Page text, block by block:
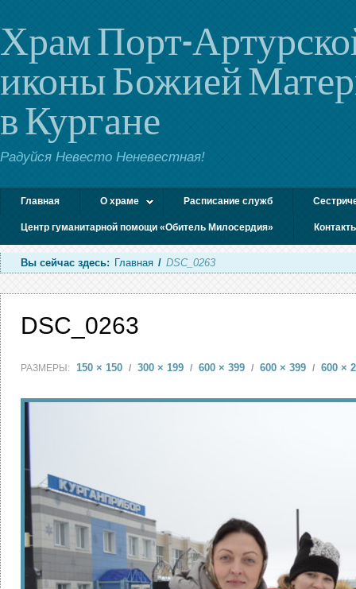
Храм Порт-
иконы Божией
в Кургане
Радуйся Невесто Неневестная!
Главная О храме Расписание служб
Центр гуманитарной помощи «Обитель Милосердия»
Вы сейчас здесь: Главная / DSC_0263
DSC_0263
РАЗМЕРЫ: 150 × 150 / 300 × 199 / 600 × 399 / 600 × 399 / 600 ×